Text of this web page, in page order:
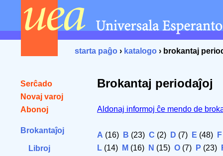
starta paĝo › katalogo › brokantaj
Serĉado
Novaj varoj
Abonoj
Brokantaĵoj
Libroj
Brokantaj periodaĵoj
Aldonaj informoj ĉe mendo de
A (16) B (23) C (2) D (7) E (48) F
L (14) M (16) N (15) O (7) P (23)